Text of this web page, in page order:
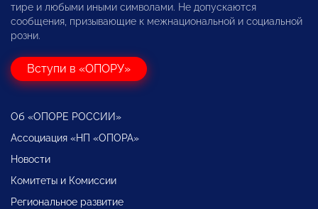
тире и любыми иными символами. Не допускаются
сообщения, призывающие к межнациональной и социальной
розни.
Вступи в «ОПОРУ»
Об «ОПОРЕ РОССИИ»
Ассоциация «НП «ОПОРА»
Новости
Комитеты и Комиссии
Региональное развитие